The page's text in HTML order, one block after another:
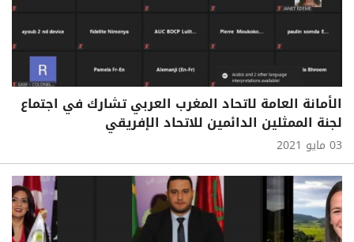
الأمانة العامة لاتحاد المغرب العربي تشارك في اجتماع
لجنة الممثلين الدائمين للاتحاد الإفريقي
03 مايو 2021